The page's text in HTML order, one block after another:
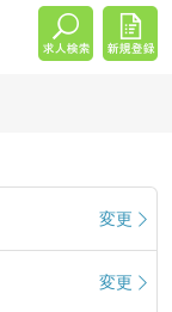
変更
変更